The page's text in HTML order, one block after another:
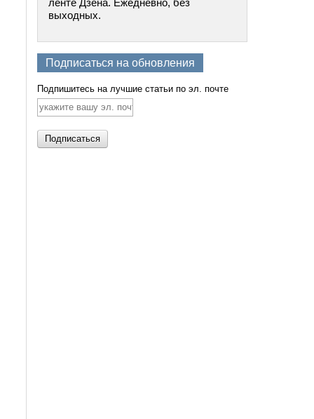
выходных.
Подписаться на обновления
Подпишитесь на лучшие статьи по эл. почте